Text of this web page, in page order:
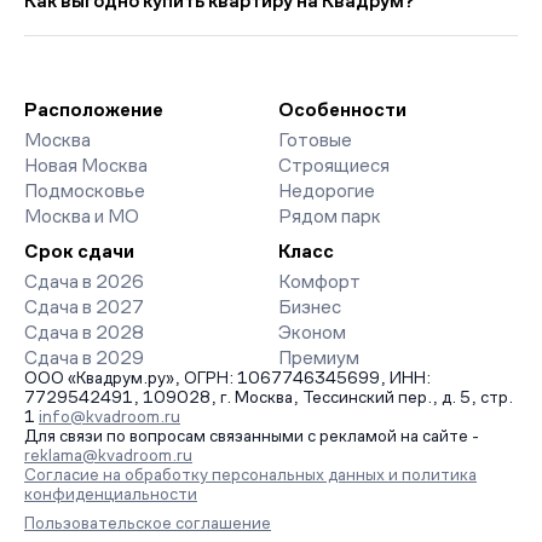
класса. На страницах ЖК доступны отзывы жильцов о
качестве строительства, интерактивный генплан корпусов,
организует просмотр и поможет одобрить ипотеку по
минимальной ставке. Чтобы зафиксировать цену, оставьте
заявку на обратный звонок.
Расположение
Москва
Новая Москва
Подмосковье
Москва и МО
Особенности
Готовые
Строящиеся
Недорогие
Рядом парк
Срок сдачи
Сдача в 2026
Сдача в 2027
Сдача в 2028
Сдача в 2029
Класс
Комфорт
Бизнес
Эконом
Премиум
ООО «Квадрум.ру», ОГРН: 1067746345699, ИНН:
7729542491, 109028, г. Москва, Тессинский пер., д. 5, стр.
1 info@kvadroom.ru
Для связи по вопросам связанными с рекламой на сайте -
reklama@kvadroom.ru
Согласие на обработку персональных данных и политика
конфиденциальности
Пользовательское соглашение